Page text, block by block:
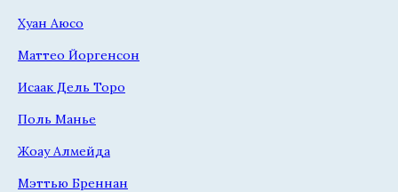
Хуан Аюсо
Маттео Йоргенсон
Исаак Дель Торо
Поль Манье
Жоау Алмейда
Мэттью Бреннан